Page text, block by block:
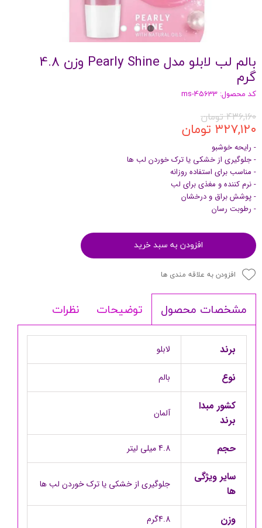
بالم لب لابلو مدل Pearly Shine وزن 4.8
گرم
کد محصول: ms-45633
۴۳۶,۱۶۰ تومان
۳۲۷,۱۲۰ تومان
- رایحه خوشبو
- جلوگیری از خشکی یا ترک خوردن لب ها
- مناسب برای استفاده روزانه
- نرم کننده و مغذی برای لب
- پوشش براق و درخشان
- رطوبت رسان
افزودن به سبد خرید
افزودن به علاقه مندی ها
مشخصات محصول توضیحات نظرات
برند لابلو
نوع بالم
کشور مبدا
برند
آلمان
حجم 4.8 میلی لیتر
سایر ویژگی
ها
جلوگیری از خشکی یا ترک خوردن لب ها
وزن 4.8گرم